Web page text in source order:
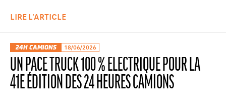
LIRE L'ARTICLE
24H CAMIONS 18/06/2026
UN PACE TRUCK 100 % ÉLECTRIQUE POUR LA
41E ÉDITION DES 24 HEURES CAMIONS